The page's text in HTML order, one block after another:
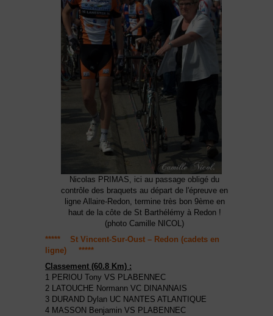
Nicolas PRIMAS, ici au passage obligé du
contrôle des braquets au départ de l'épreuve en
ligne Allaire-Redon, termine très bon 9ème en
haut de la côte de St Barthélémy à Redon !
(photo Camille NICOL)
***** St Vincent-Sur-Oust – Redon (cadets en
ligne) *****
Classement (60.8 Km) :
1 PERIOU Tony VS PLABENNEC
2 LATOUCHE Normann VC DINANNAIS
3 DURAND Dylan UC NANTES ATLANTIQUE
4 MASSON Benjamin VS PLABENNEC